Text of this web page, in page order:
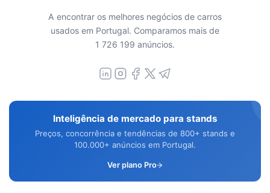
A encontrar os melhores negócios de carros
usados em Portugal. Comparamos mais de
1 726 199 anúncios.
Inteligência de mercado para stands
Preços, concorrência e tendências de 800+ stands e
100.000+ anúncios em Portugal.
Ver plano Pro